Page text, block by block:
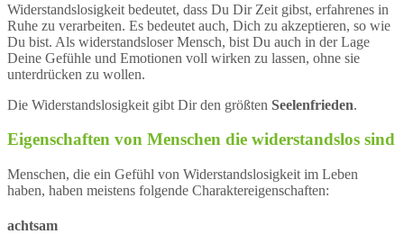
Widerstandslosigkeit bedeutet, dass Du Dir Zeit gibst, erfahrenes in
Ruhe zu verarbeiten. Es bedeutet auch, Dich zu akzeptieren, so wie
Du bist. Als widerstandsloser Mensch, bist Du auch in der Lage
Deine Gefühle und Emotionen voll wirken zu lassen, ohne sie
unterdrücken zu wollen.
Die Widerstandslosigkeit gibt Dir den größten Seelenfrieden.
Eigenschaften von Menschen die widerstandslos sind
Menschen, die ein Gefühl von Widerstandslosigkeit im Leben
haben, haben meistens folgende Charaktereigenschaften:
achtsam